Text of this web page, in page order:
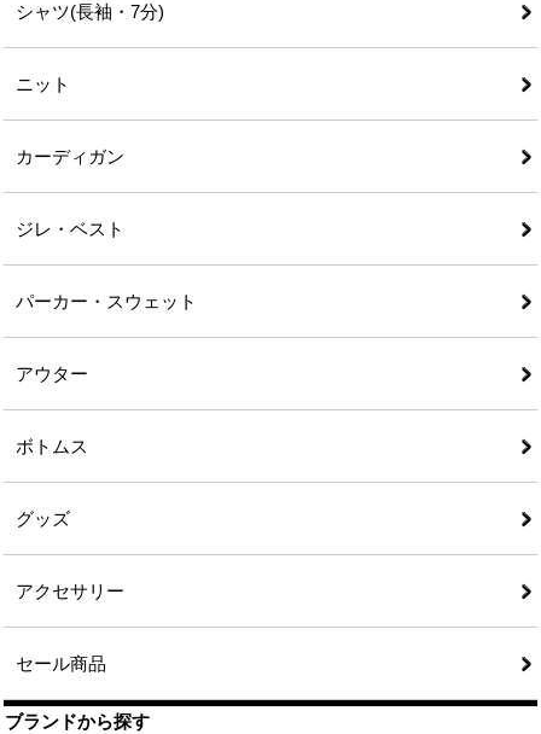
シャツ(長袖・7分)
ニット
カーディガン
ジレ・ベスト
パーカー・スウェット
アウター
ボトムス
グッズ
アクセサリー
セール商品
ブランドから探す